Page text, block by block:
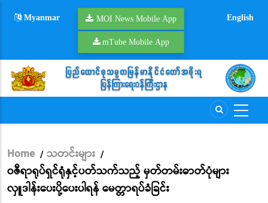
Myanmar MOI News Mobile App
mTube Mobile App
English
Breadcrumb
Home / သတင်းများ /
ဝဇီရာရုပ်ရှင်ရုံနှင့်ပတ်သက်သည့် မှတ်တမ်းဓာတ်ပုံများ
လှူဒါန်းပေးပို့ပေးပါရန် မေတ္တာရပ်ခံခြင်း